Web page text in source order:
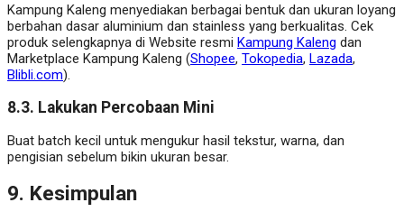
Kampung Kaleng menyediakan berbagai bentuk dan ukuran loyang
berbahan dasar aluminium dan stainless yang berkualitas. Cek
produk selengkapnya di Website resmi Kampung Kaleng dan
Marketplace Kampung Kaleng (Shopee, Tokopedia, Lazada,
Blibli.com).
8.3. Lakukan Percobaan Mini
Buat batch kecil untuk mengukur hasil tekstur, warna, dan
pengisian sebelum bikin ukuran besar.
9. Kesimpulan